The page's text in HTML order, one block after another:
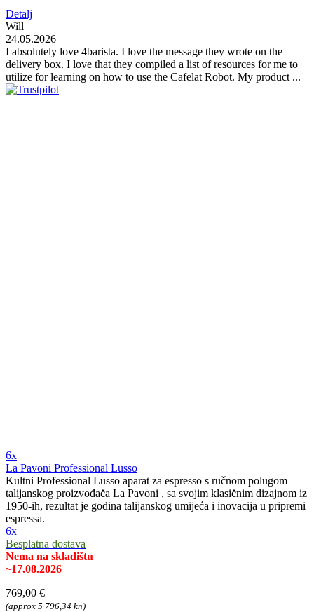
Detalj
Will
24.05.2026
I absolutely love 4barista. I love the message they wrote on the
delivery box. I love that they compiled a list of resources for me to
utilize for learning on how to use the Cafelat Robot. My product ...
6x
La Pavoni Professional Lusso
Kultni Professional Lusso aparat za espresso s ručnom polugom
talijanskog proizvođača La Pavoni , sa svojim klasičnim dizajnom iz
1950-ih, rezultat je godina talijanskog umijeća i inovacija u pripremi
espressa.
6x
Besplatna dostava
Nema na skladištu
~17.08.2026
769,00 €
(approx 5 796,34 kn)